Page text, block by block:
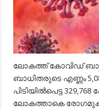
ലോകത്ത്​ കോവിഡ്​
ബാധിതരുടെ എണ്ണം
പിടിയില്‍പെട്ട
ലോകത്താകെ